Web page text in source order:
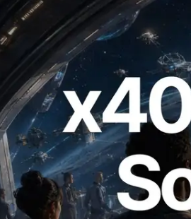
RPC com suporte a
agentes de IA
pelas APIs de que